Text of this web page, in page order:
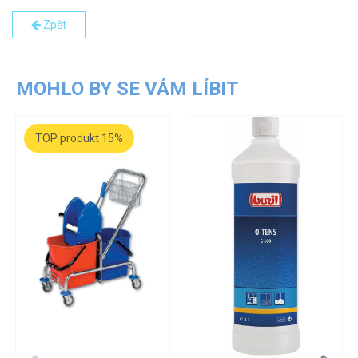
Zpět
MOHLO BY SE VÁM LÍBIT
TOP produkt 15%